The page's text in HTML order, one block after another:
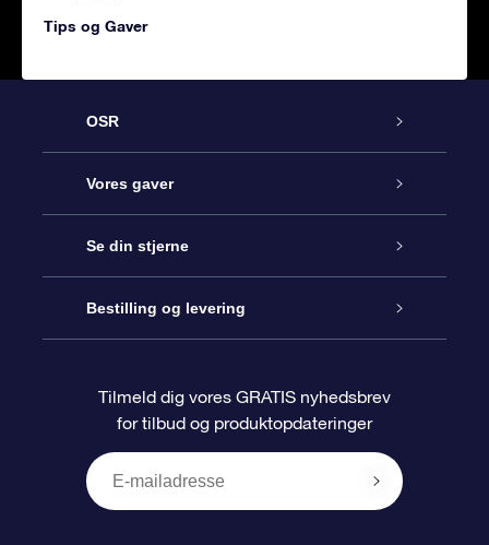
Tips og Gaver
OSR
Kundeservice
Kontakt os
Bloggen
Anmeldelser
Vores gaver
Online Stjernegave
OSR Gavepakke
OSR Gavekortet
Firmagaver
Se din stjerne
Star Register
Personliggjort Stjerneside
One Million Stars
Bestilling og levering
Betalingsinformation
Forsendelsesoplysninger
Tilmeld dig vores GRATIS nyhedsbrev
for tilbud og produktopdateringer